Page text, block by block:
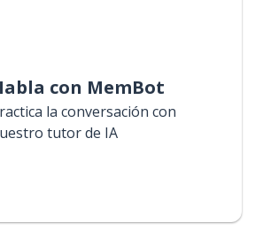
con MemBot
la conversación con
tutor de IA